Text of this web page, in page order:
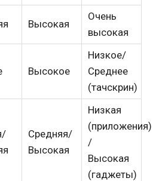
Высокая
Очень
высокая
Высокое
Низкое/
Среднее
(тачскрин)
Средняя/
Высокая
Низкая
(приложения)
/
Высокая
(гаджеты)